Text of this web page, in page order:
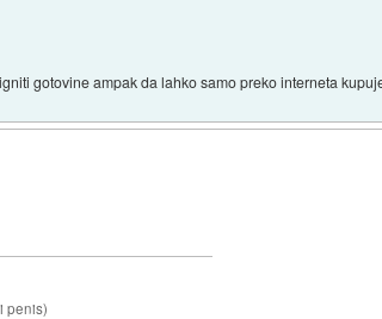
gotovine ampak da lahko samo preko interneta
penis)